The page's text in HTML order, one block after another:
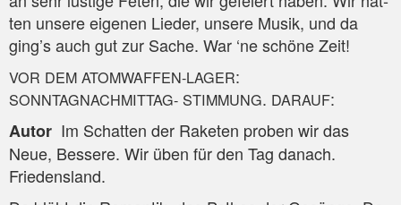
ten unse­re eige­nen Lie­der, unse­re Musik, und da
ging’s auch gut zur Sache. War ‘ne schö­ne Zeit!
VOR DEM ATOMWAFFEN-LAGER:
SONNTAGNACHMITTAG- STIMMUNG. DARAUF:
Autor Im Schat­ten der Rake­ten pro­ben wir das
Neue, Bes­se­re. Wir üben für den Tag danach.
Friedensland.